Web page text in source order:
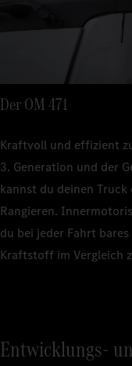
Der OM 471
Kraftvoll und effizient
3. Generation und der
kannst du deinen
Rangieren.
du bei jeder Fahrt
Kraftstoff im Vergleich
Entwicklungs-